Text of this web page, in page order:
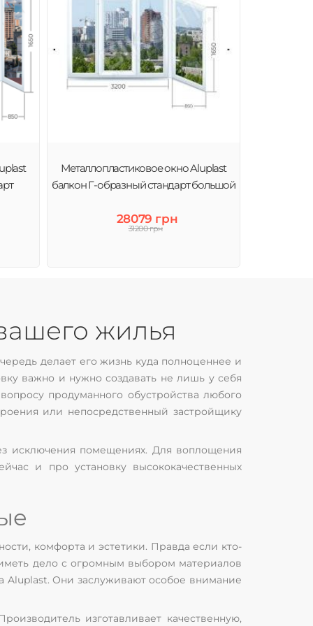
Металлопластиковое окно Aluplast
балкон Г-образный стандарт большой
28079 грн
31200 грн
жилья
делает его жизнь куда полноценнее и
важно и нужно создавать не лишь у себя
продуманного обустройства любого
или непосредственный застройщику
исключения помещениях. Для воплощения
и про установку высококачественных
комфорта и эстетики. Правда если кто-
дело с огромным выбором материалов
Aluplast. Они заслуживают особое внимание
изготавливает качественную,